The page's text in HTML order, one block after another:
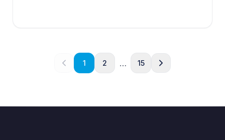
1 2 … 15